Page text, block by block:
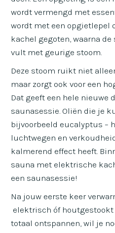
wordt vermengd met
wordt met een opgietlepel
kachel gegoten, waarna
vult met geurige stoom.
Deze stoom ruikt niet
maar zorgt ook voor een
Dat geeft een hele nieuwe
saunasessie. Oliën die je
bijvoorbeeld eucalyptus –
luchtwegen en
kalmerend effect heeft.
sauna met elektrische
een saunasessie!
Na jouw eerste keer
elektrisch óf houtgestookt
totaal ontspannen, wil je